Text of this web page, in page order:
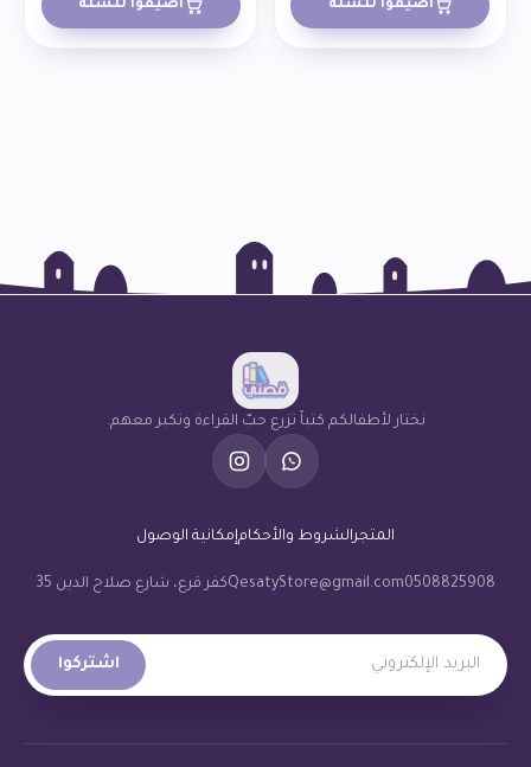
أضيفوا للسلة أضيفوا للسلة
نختار لأطفالكم كتباً تزرع حبّ القراءة وتكبر معهم.
المتجر الشروط والأحكامإمكانية الوصول
0508825908
QesatyStore@gmail.comكفر قرع، شارع صلاح الدين 35
البريد الإلكتروني
اشتركوا